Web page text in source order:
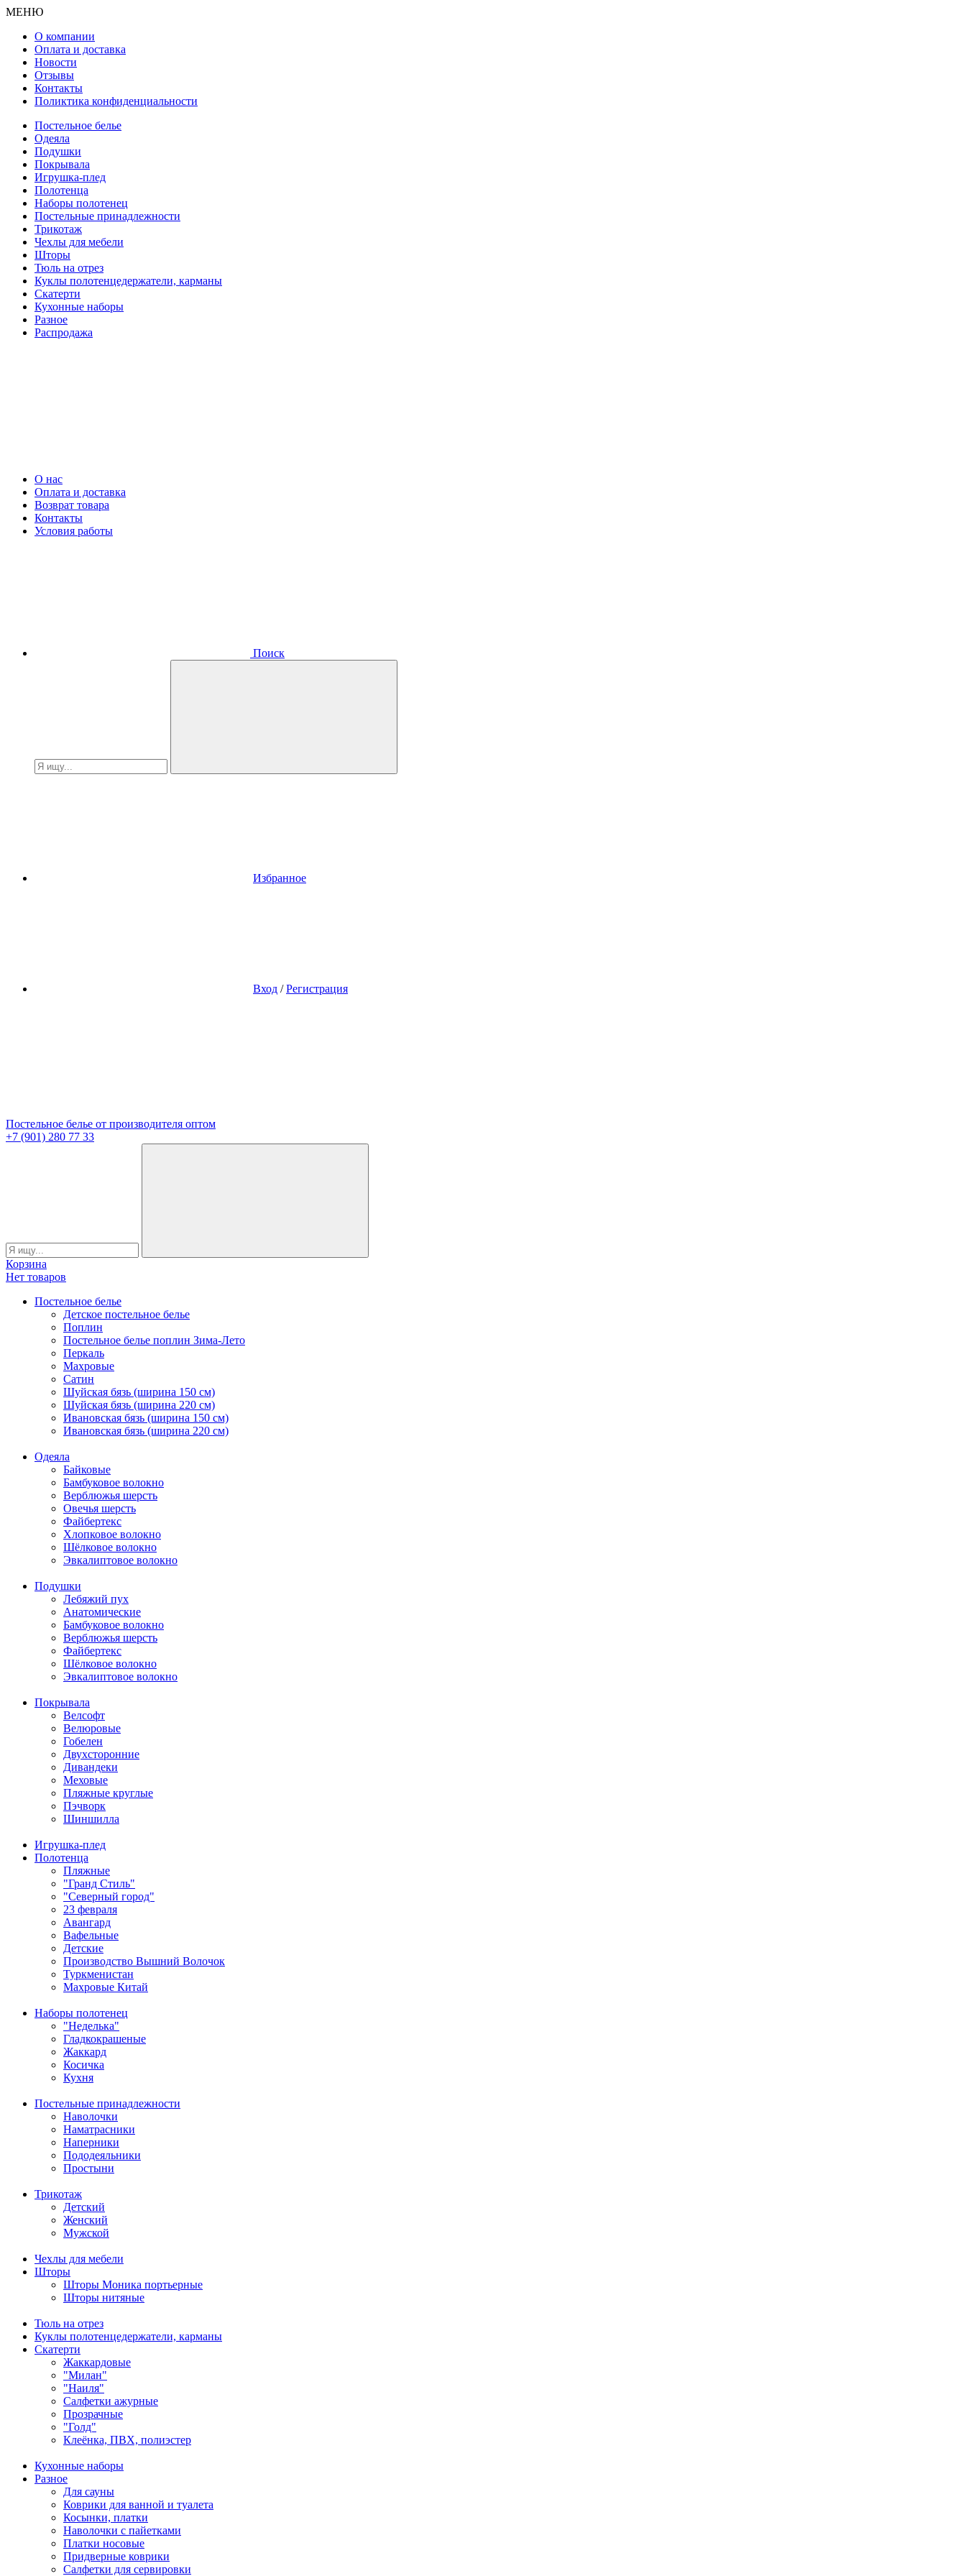
МЕНЮ
О компании
Оплата и доставка
Новости
Отзывы
Контакты
Поликтика конфиденциальности
Постельное белье
Одеяла
Подушки
Покрывала
Игрушка-плед
Полотенца
Наборы полотенец
Постельные принадлежности
Трикотаж
Чехлы для мебели
Шторы
Тюль на отрез
Куклы полотенцедержатели, карманы
Скатерти
Кухонные наборы
Разное
Распродажа
О нас
Оплата и доставка
Возврат товара
Контакты
Условия работы
Поиск
Избранное
Вход / Регистрация
Постельное белье от производителя оптом
+7 (901) 280 77 33
Корзина
Нет товаров
Постельное белье
Детское постельное белье
Поплин
Постельное белье поплин Зима-Лето
Перкаль
Махровые
Сатин
Шуйская бязь (ширина 150 см)
Шуйская бязь (ширина 220 см)
Ивановская бязь (ширина 150 см)
Ивановская бязь (ширина 220 см)
Одеяла
Байковые
Бамбуковое волокно
Верблюжья шерсть
Овечья шерсть
Файбертекс
Хлопковое волокно
Шёлковое волокно
Эвкалиптовое волокно
Подушки
Лебяжий пух
Анатомические
Бамбуковое волокно
Верблюжья шерсть
Файбертекс
Шёлковое волокно
Эвкалиптовое волокно
Покрывала
Велсофт
Велюровые
Гобелен
Двухсторонние
Дивандеки
Меховые
Пляжные круглые
Пэчворк
Шиншилла
Игрушка-плед
Полотенца
Пляжные
"Гранд Стиль"
"Северный город"
23 февраля
Авангард
Вафельные
Детские
Производство Вышний Волочок
Туркменистан
Махровые Китай
Наборы полотенец
"Неделька"
Гладкокрашеные
Жаккард
Косичка
Кухня
Постельные принадлежности
Наволочки
Наматрасники
Наперники
Пододеяльники
Простыни
Трикотаж
Детский
Женский
Мужской
Чехлы для мебели
Шторы
Шторы Моника портьерные
Шторы нитяные
Тюль на отрез
Куклы полотенцедержатели, карманы
Скатерти
Жаккардовые
"Милан"
"Наиля"
Салфетки ажурные
Прозрачные
"Голд"
Клеёнка, ПВХ, полиэстер
Кухонные наборы
Разное
Для сауны
Коврики для ванной и туалета
Косынки, платки
Наволочки с пайетками
Платки носовые
Придверные коврики
Салфетки для сервировки